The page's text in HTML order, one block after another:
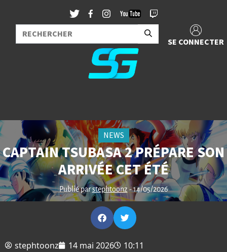
SE CONNECTER
NEWS
CAPTAIN TSUBASA 2 PRÉPARE SON
ARRIVÉE CET ÉTÉ
Publié parstephtoonz - 14/05/2026
stephtoonz 14 mai 2026
10:11